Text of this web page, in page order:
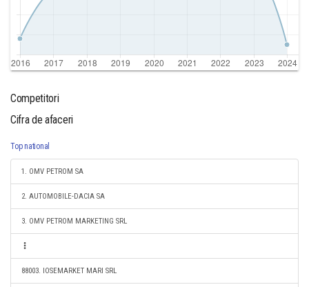
Competitori
Cifra de afaceri
Top national
1. OMV PETROM SA
2. AUTOMOBILE-DACIA SA
3. OMV PETROM MARKETING SRL
88003. IOSEMARKET MARI SRL